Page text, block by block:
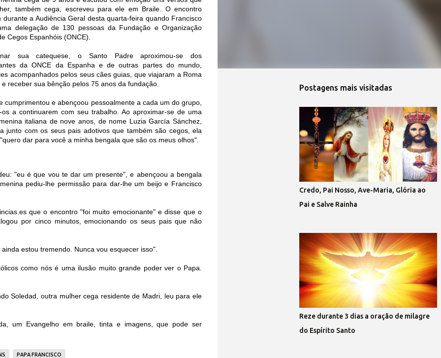
também cega, escreveu para ele em Braile. O encontro
durante a Audiência Geral desta quarta-feira quando Francisco
delegação de 130 pessoas da Fundação e Organização
Cegos Espanhóis (ONCE).
sua catequese, o Santo Padre aproximou-se dos
da ONCE da Espanha e de outras partes do mundo,
acompanhados pelos seus cães guias, que viajaram a Roma
e receber sua bênção pelos 75 anos da fundação.
cumprimentou e abençoou pessoalmente a cada um do grupo,
os a continuarem com seu trabalho. Ao aproximar-se de uma
italiana de nove anos, de nome Luzia García Sánchez,
junto com os seus pais adotivos que também são cegos, ela
dar para você a minha bengala que são os meus olhos".
"eu é que vou te dar um presente", e abençoou a bengala
pediu-lhe permissão para dar-lhe um beijo e Francisco
que o encontro "foi muito emocionante" e disse que o
por cinco minutos, emocionando os seus pais que não
estou tremendo. Nunca vou esquecer isso".
como nós é uma ilusão muito grande poder ver o Papa.
Soledad, outra mulher cega residente de Madri, leu para ele
um Evangelho em braile, tinta e imagens, que pode ser
PAPA FRANCISCO
Postagens mais visitadas
Credo, Pai Nosso, Ave-Maria, Glória ao
Pai e Salve Rainha
Reze durante 3 dias a oração de milagre
do Espírito Santo